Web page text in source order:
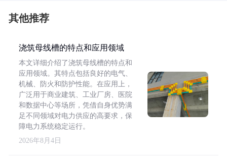
其他推荐
浇筑母线槽的特点和应用领域
本文详细介绍了浇筑母线槽的特点和
应用领域。其特点包括良好的电气、
机械、防火和防护性能。在应用上，
广泛用于商业建筑、工业厂房、医院
和数据中心等场所，凭借自身优势满
足不同领域对电力供应的高要求，保
障电力系统稳定运行。
2026年8月4日